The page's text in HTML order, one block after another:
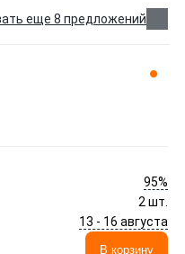
еще 8 предложений
95%
2 шт.
13 - 16 августа
В корзину